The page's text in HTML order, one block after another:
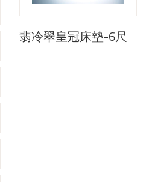
翡冷翠皇冠床墊-6尺